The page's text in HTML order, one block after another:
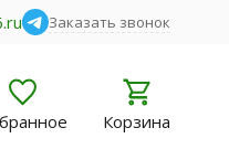
Заказать звонок
Корзина